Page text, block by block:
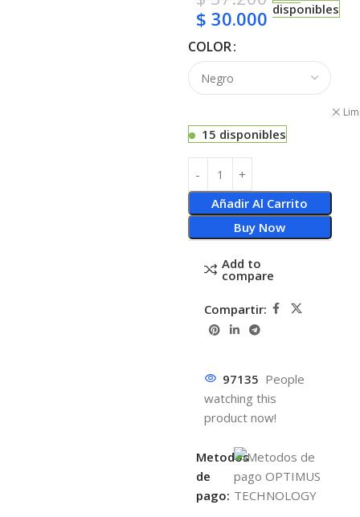
$ 30.000 disponibles
COLOR
15 disponibles
Añadir Al Carrito
Buy Now
Add to
compare
Compartir:
97135 People
watching this
product now!
Metodos
de
pago: